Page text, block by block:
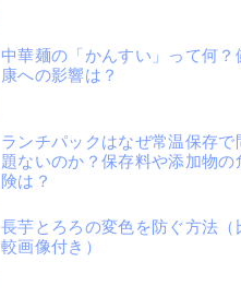
中華麺の「かんすい」って何？
康への影響は？
ランチパックはなぜ常温保存で
題ないのか？保存料や添加物の
険は？
長芋とろろの変色を防ぐ方法（
較画像付き）